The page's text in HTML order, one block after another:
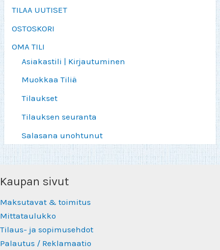
TILAA UUTISET
OSTOSKORI
OMA TILI
Asiakastili | Kirjautuminen
Muokkaa Tiliä
Tilaukset
Tilauksen seuranta
Salasana unohtunut
Kaupan sivut
Maksutavat & toimitus
Mittataulukko
Tilaus- ja sopimusehdot
Palautus / Reklamaatio